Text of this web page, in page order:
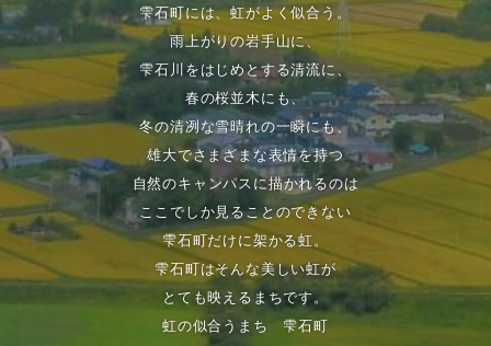
雫石町には、虹がよく似合う。
雨上がりの岩手山に、
雫石川をはじめとする清流に、
春の桜並木にも、
冬の清冽な雪晴れの一瞬にも、
雄大でさまざまな表情を持つ
自然のキャンパスに描かれるのは
ここでしか見ることのできない
雫石町だけに架かる虹。
雫石町はそんな美しい虹が
とても映えるまちです。
虹の似合うまち 雫石町